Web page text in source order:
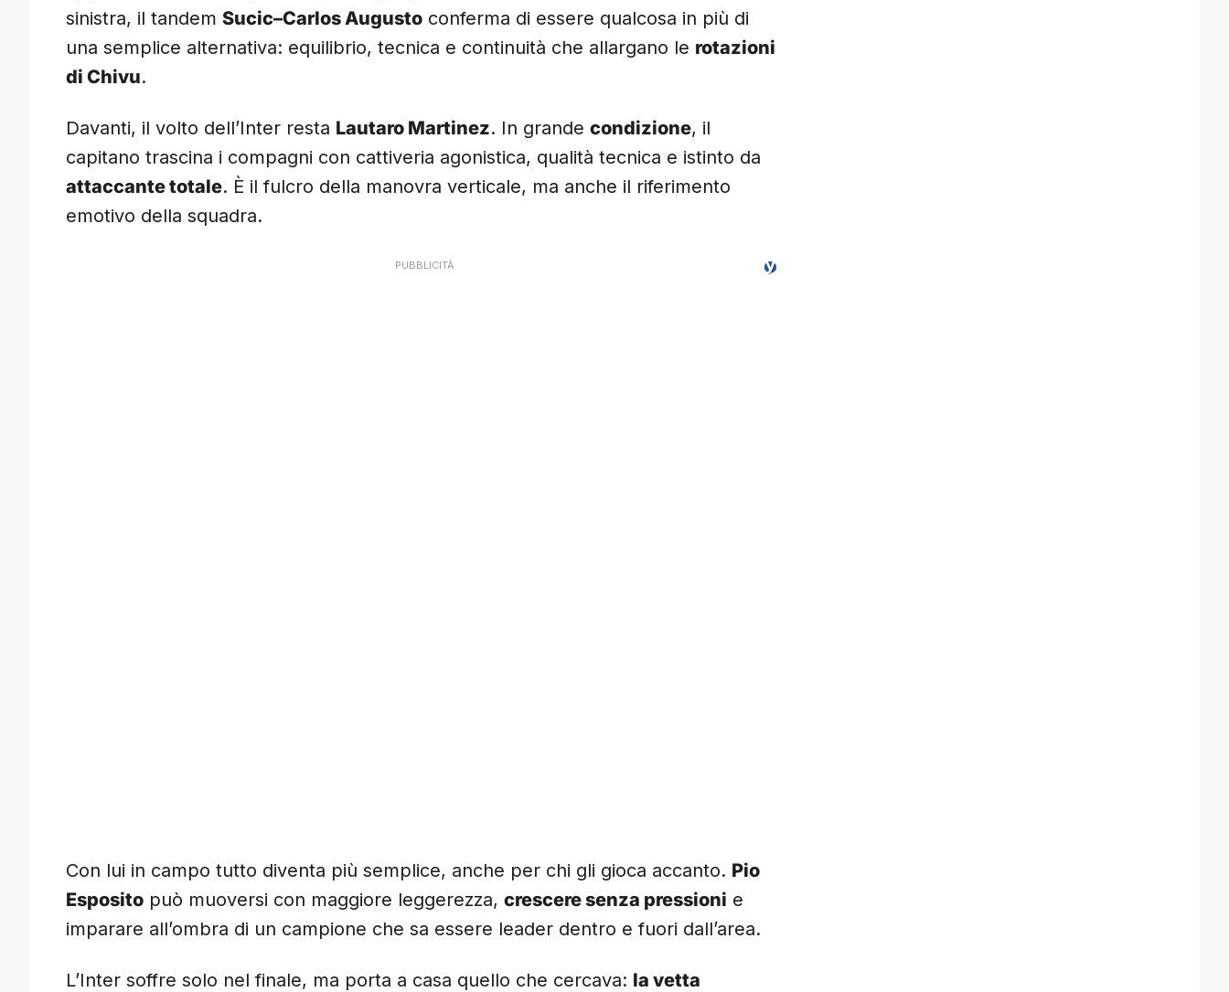
sinistra, il tandem Sucic–Carlos Augusto conferma di essere qualcosa in più di
una semplice alternativa: equilibrio, tecnica e continuità che allargano le rotazioni
di Chivu.
Davanti, il volto dell’Inter resta Lautaro Martinez. In grande condizione, il
capitano trascina i compagni con cattiveria agonistica, qualità tecnica e istinto da
attaccante totale. È il fulcro della manovra verticale, ma anche il riferimento
emotivo della squadra.
Con lui in campo tutto diventa più semplice, anche per chi gli gioca accanto. Pio
Esposito può muoversi con maggiore leggerezza, crescere senza pressioni e
imparare all’ombra di un campione che sa essere leader dentro e fuori dall’area.
L’Inter soffre solo nel finale, ma porta a casa quello che cercava: la vetta